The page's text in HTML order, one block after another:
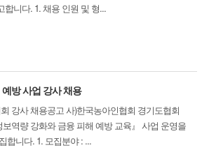
니다. 1. 채용 인원 및 형...
방 사업 강사 채용
강사 채용공고 사)한국농아인협회 경기도협회
역량 강화와 금융 피해 예방 교육』 사업 운영을
합니다. 1. 모집분야 : ...